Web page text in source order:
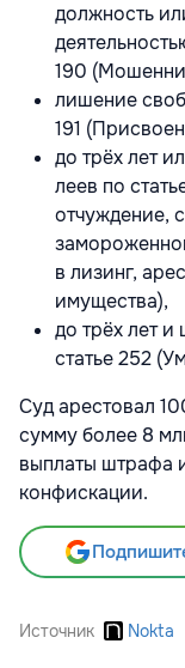
должность
190
лишение
191
до трёх лет
леев по
отчуждение,
в лизинг,
имущества),
до трёх лет
статье 252
Суд арестовал
сумму более 8
выплаты штрафа
конфискации.
Источник Nokta